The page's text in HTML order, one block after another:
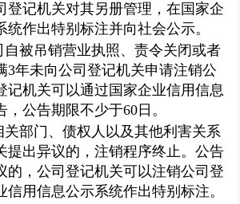
登记机关对其另册管理，在国家企
统作出特别标注并向社会公示。
被吊销营业执照、责令关闭或者
3年未向公司登记机关申请注销公
记机关可以通过国家企业信用信息
公告期限不少于60日。
关部门、债权人以及其他利害关系
提出异议的，注销程序终止。公告
的，公司登记机关可以注销公司登
信用信息公示系统作出特别标注。